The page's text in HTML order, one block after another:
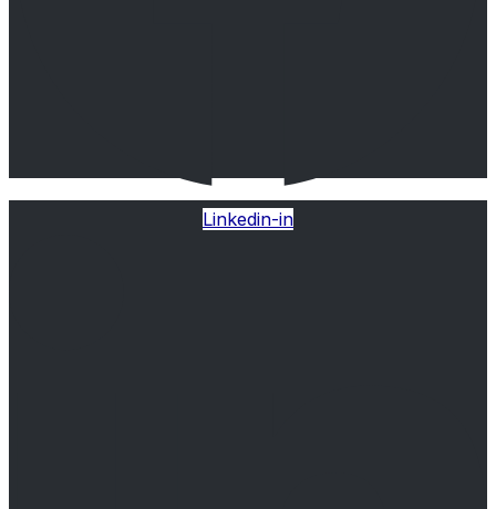
Linkedin-in